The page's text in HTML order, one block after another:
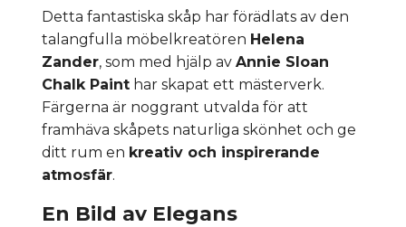
Detta fantastiska skåp har förädlats av den
talangfulla möbelkreatören Helena
Zander, som med hjälp av Annie Sloan
Chalk Paint har skapat ett mästerverk.
Färgerna är noggrant utvalda för att
framhäva skåpets naturliga skönhet och ge
ditt rum en kreativ och inspirerande
atmosfär.
En Bild av Elegans